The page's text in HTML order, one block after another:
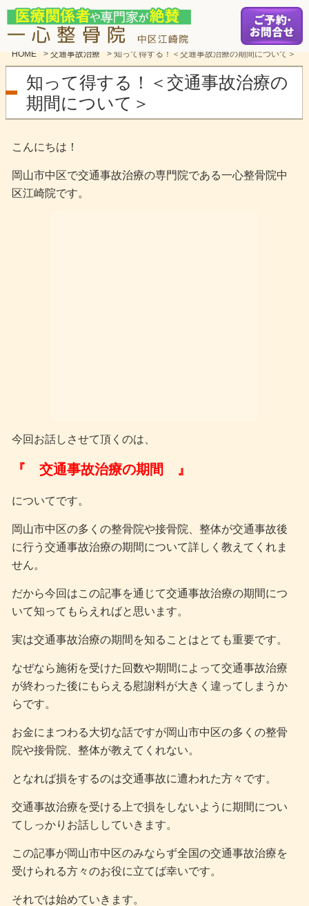
HOME >交通事故治療 >知って得する！＜交通事故治療の期間について＞
知って得する！＜交通事故治療の
期間について＞
こんにちは！
岡山市中区で交通事故治療の専門院である一心整骨院中
区江崎院です。
今回お話しさせて頂くのは、
『 交通事故治療の期間 』
についてです。
岡山市中区の多くの整骨院や接骨院、整体が交通事故後
に行う交通事故治療の期間について詳しく教えてくれま
せん。
だから今回はこの記事を通じて交通事故治療の期間につ
いて知ってもらえればと思います。
実は交通事故治療の期間を知ることはとても重要です。
なぜなら施術を受けた回数や期間によって交通事故治療
が終わった後にもらえる慰謝料が大きく違ってしまうか
らです。
お金にまつわる大切な話ですが岡山市中区の多くの整骨
院や接骨院、整体が教えてくれない。
となれば損をするのは交通事故に遭われた方々です。
交通事故治療を受ける上で損をしないように期間につい
てしっかりお話ししていきます。
この記事が岡山市中区のみならず全国の交通事故治療を
受けられる方々のお役に立てば幸いです。
それでは始めていきます。